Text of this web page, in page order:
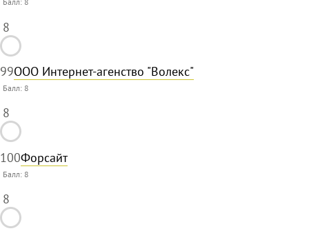
8
99ООО Интернет-агенство "Волекс"
Балл: 8
8
100Форсайт
Балл: 8
8